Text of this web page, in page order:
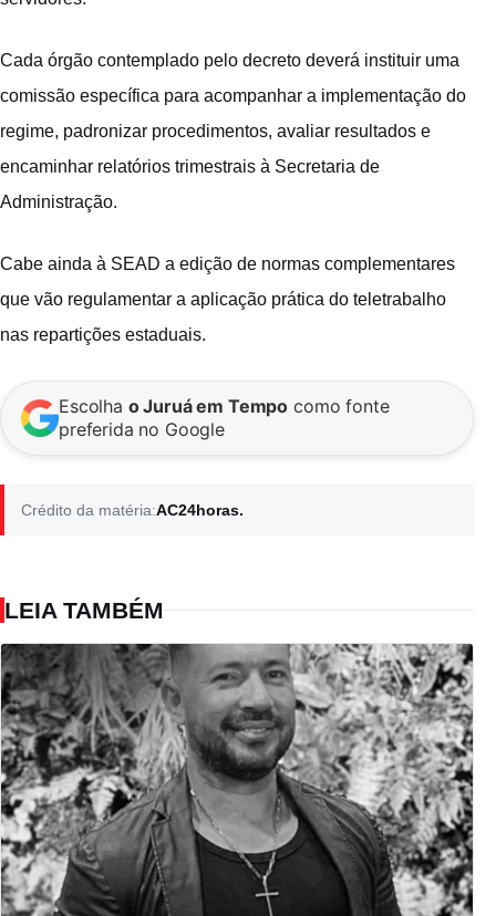
Cada órgão contemplado pelo decreto deverá instituir uma
comissão específica para acompanhar a implementação do
regime, padronizar procedimentos, avaliar resultados e
encaminhar relatórios trimestrais à Secretaria de
Administração.
Cabe ainda à SEAD a edição de normas complementares
que vão regulamentar a aplicação prática do teletrabalho
nas repartições estaduais.
Escolha o Juruá em Tempo como fonte
preferida no Google
Crédito da matéria:AC24horas.
LEIA TAMBÉM